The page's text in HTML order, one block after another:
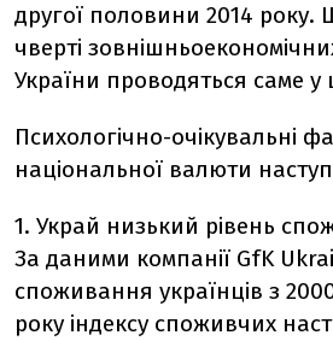
другої половини 2014
чверті
України проводяться саме у
Психологічно-очікувальні
національної валюти
1. Украй низький рівень
За даними компанії GfK
споживання українців з 2000
року індексу споживчих